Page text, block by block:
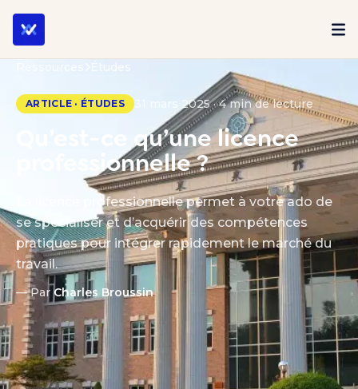
Études
ARTICLE · ÉTUDES 31 mars 2025 · 4 min de lecture
Qu’est-ce qu’une licence
professionnelle ?
La licence professionnelle permet à votre ado de
se spécialiser et d’acquérir des compétences
pratiques pour intégrer rapidement le marché du
travail.
— ParCharles Broussin